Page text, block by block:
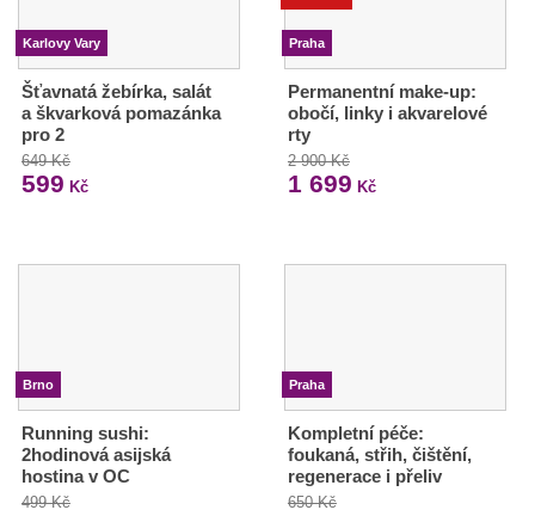
Karlovy Vary
Šťavnatá žebírka, salát
a škvarková pomazánka
pro 2
649 Kč
599 Kč
Praha
Permanentní make-up:
obočí, linky i akvarelové
rty
2 900 Kč
1 699 Kč
Brno
Running sushi:
2hodinová asijská
hostina v OC
499 Kč
Praha
Kompletní péče:
foukaná, střih, čištění,
regenerace i přeliv
650 Kč